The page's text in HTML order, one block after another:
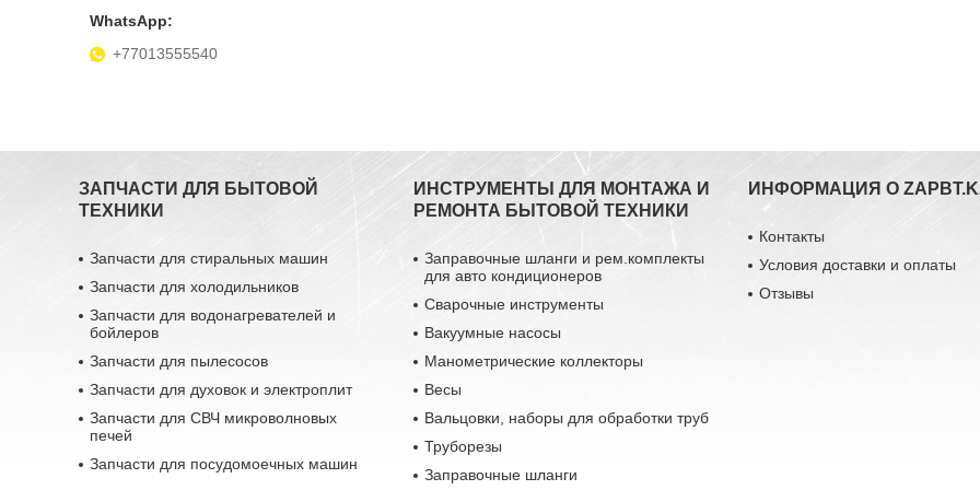
+77013555540
ЗАПЧАСТИ ДЛЯ БЫТОВОЙ
ТЕХНИКИ
Запчасти для стиральных машин
Запчасти для холодильников
Запчасти для водонагревателей и
бойлеров
Запчасти для пылесосов
Запчасти для духовок и электроплит
Запчасти для СВЧ микроволновых
печей
Запчасти для посудомоечных машин
ИНСТРУМЕНТЫ ДЛЯ МОНТАЖА И
РЕМОНТА БЫТОВОЙ ТЕХНИКИ
Заправочные шланги и рем.комплекты
для авто кондиционеров
Сварочные инструменты
Вакуумные насосы
Манометрические коллекторы
Весы
Вальцовки, наборы для обработки труб
Труборезы
Заправочные шланги
ИНФОРМАЦИЯ О
Контакты
Условия доставки и оплаты
Отзывы